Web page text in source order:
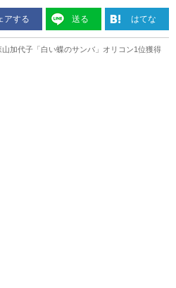
アする 送る はてな
加代子「白い蝶のサンバ」オリコン1位獲得